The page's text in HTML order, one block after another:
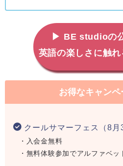
▶ BE studioの
英語の楽しさに触れ
お得なキャンペ
クールサマーフェス（8月
・入会金無料
・無料体験参加でアルファベ